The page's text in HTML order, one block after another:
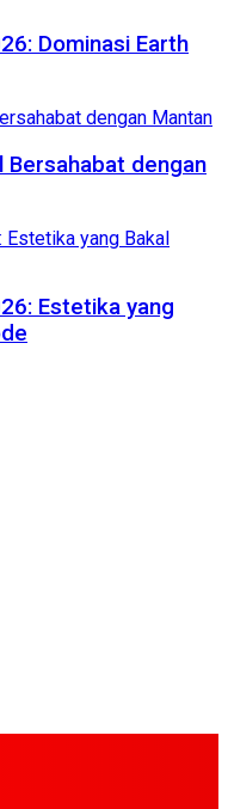
Dominasi Earth
Bersahabat dengan
Estetika yang